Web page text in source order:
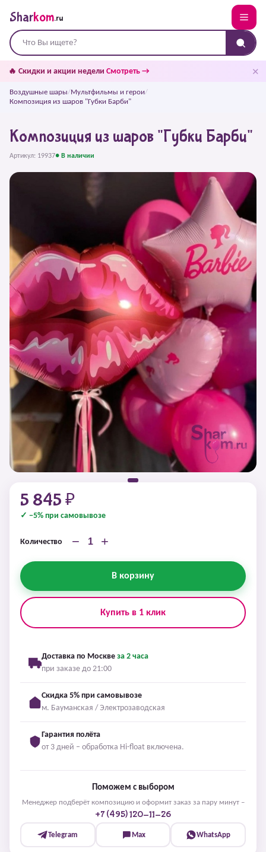
Sharkom.ru
🔥 Скидки и акции недели Смотреть → ✕
Воздушные шары/Мультфильмы и герои/
Композиция из шаров "Губки Барби"
Композиция из шаров "Губки Барби"
Артикул: 19937● В наличии
5 845 ₽
✓ −5% при самовывозе
Количество − +
В корзину
Купить в 1 клик
Доставка по Москве за 2 часа
при заказе до 21:00
Скидка 5% при самовывозе
м. Бауманская / Электрозаводская
Гарантия полёта
от 3 дней – обработка Hi-float включена.
Поможем с выбором
Менеджер подберёт композицию и оформит заказ за пару минут –
+7 (495) 120-11-26
Telegram Max WhatsApp